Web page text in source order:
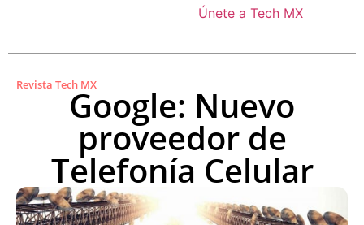
Únete a Tech MX
Revista Tech MXGoogle: Nuevo
proveedor de
Telefonía Celular